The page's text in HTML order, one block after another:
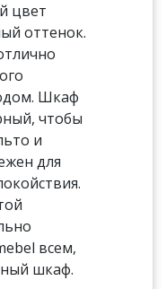
цвет
оттенок.
Шкаф
чтобы
и
для
всем,
шкаф.